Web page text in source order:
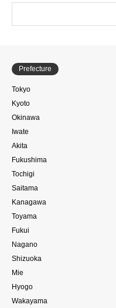
Prefecture
Tokyo
Kyoto
Okinawa
Iwate
Akita
Fukushima
Tochigi
Saitama
Kanagawa
Toyama
Fukui
Nagano
Shizuoka
Mie
Hyogo
Wakayama